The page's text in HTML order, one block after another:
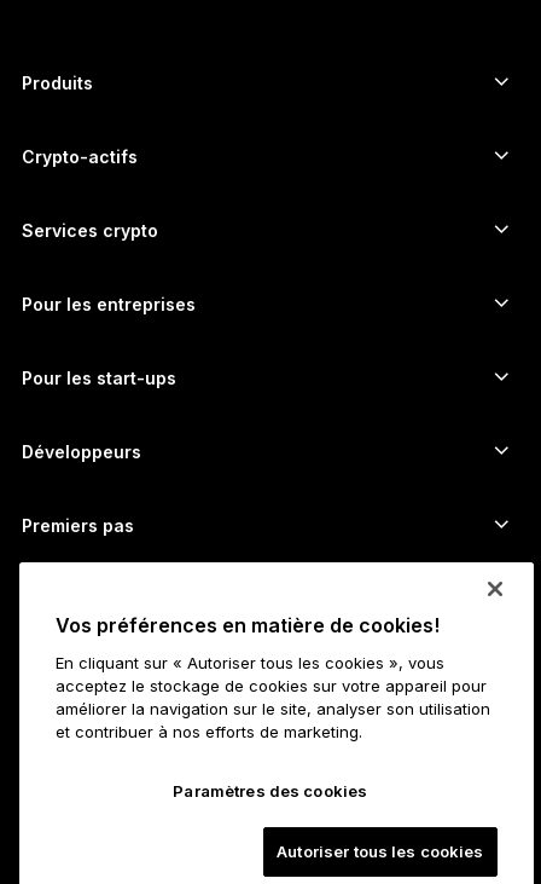
日本語
Produits
Hardware Wallet
Ledger Stax
Ledger Nano Classics
Bundles
Tous les produits
Crypto-actifs
Wallet Ethereum
Wallet Cardano
Wallet Monero
Découvrir tous les actifs
Services crypto
Achetez des cryptos
Échangez des cryptos
Pour les entreprises
Pour les start-ups
Développeurs
Premiers pas
Comment acheter des bitcoins
Hardware wallet Bitcoin
Assistance
Programme Bounty
Dossier média de Ledger
Affiliés
Carrières
Travailler chez Ledger
Toutes les offres d’emploi
Vos préférences en matière de cookies!
En cliquant sur « Autoriser tous les cookies », vous
acceptez le stockage de cookies sur votre appareil pour
améliorer la navigation sur le site, analyser son utilisation
et contribuer à nos efforts de marketing.
Paramètres des cookies
Autoriser tous les cookies